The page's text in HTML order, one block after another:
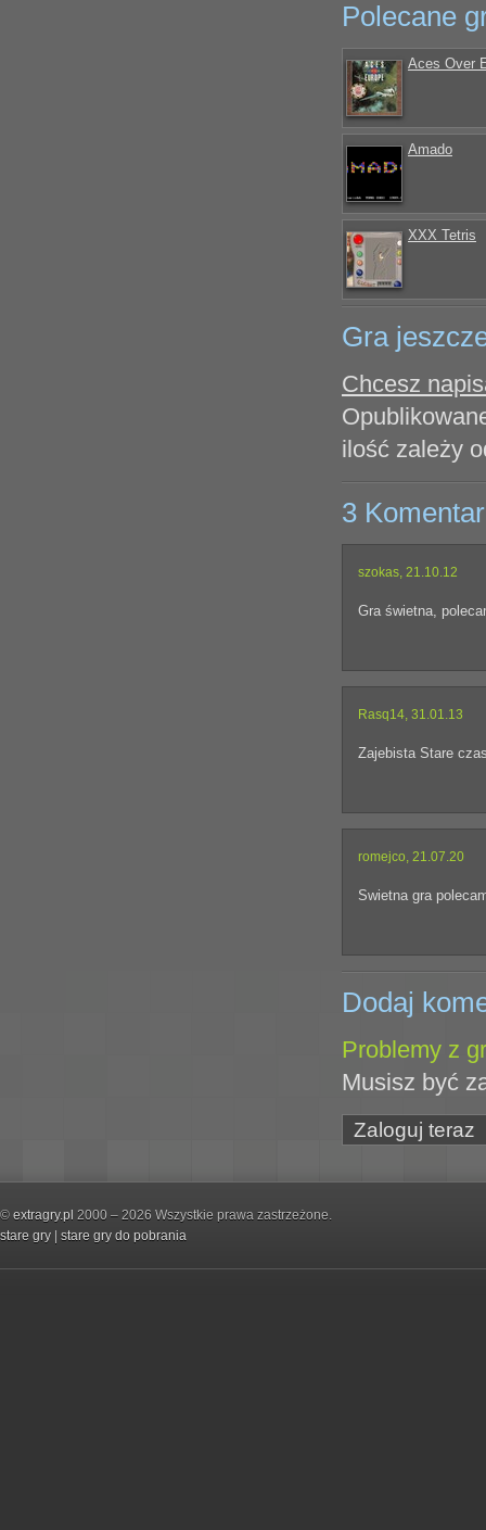
Polecane
Aces Over
Amado
XXX Tetris
Gra
Chcesz
ilość zależy
3
szokas, 21.10.12
Gra świetna,
Rasq14, 31.01.13
Zajebista Stare
romejco, 21.07.20
Swietna gra
Dodaj
Problemy z
Musisz być
Zaloguj teraz
© extragry.pl 2000 – 2026 Wszystkie prawa zastrzeżone.
stare gry
stare gry do pobrania